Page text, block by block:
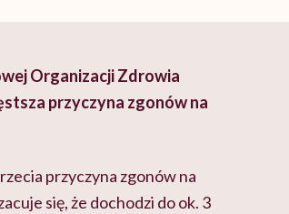
Organizacji Zdrowia
przyczyna zgonów na
przyczyna zgonów na
się, że dochodzi do ok. 3